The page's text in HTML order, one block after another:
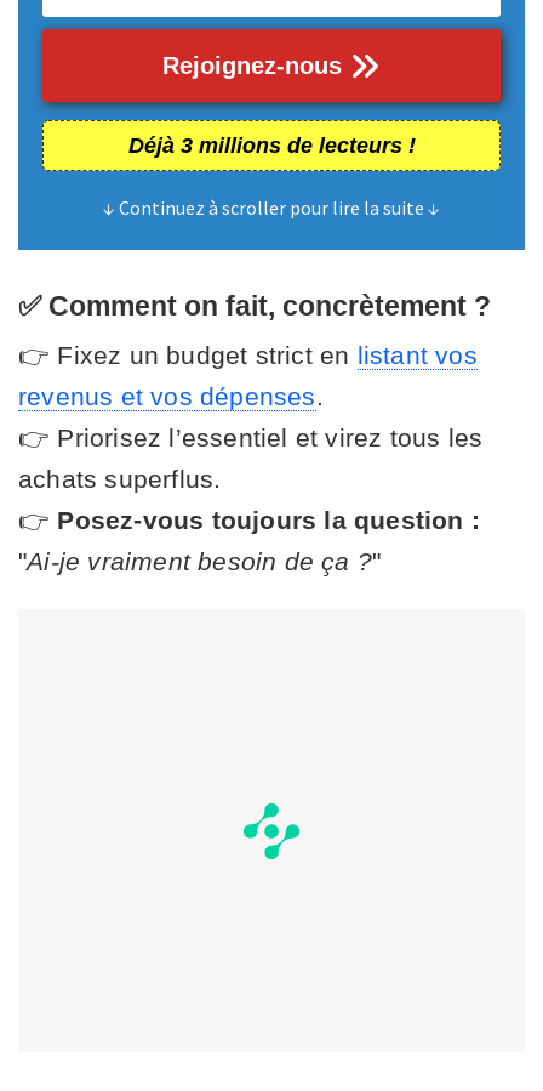
Rejoignez-nous
Déjà 3 millions de lecteurs !
↓ Continuez à scroller pour lire la suite ↓
✅ Comment on fait, concrètement ?
👉 Fixez un budget strict en listant vos
revenus et vos dépenses
👉 Priorisez l’essentiel et virez tous les
achats superflus.
👉 Posez-vous toujours la question :
"Ai-je vraiment besoin de ça ?"